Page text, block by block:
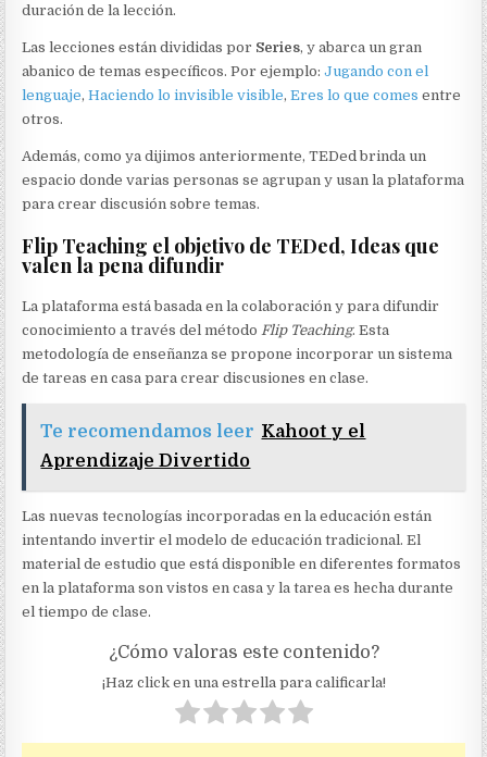
duración de la lección.
Las lecciones están divididas por Series, y abarca un gran
abanico de temas específicos. Por ejemplo:Jugando con el
lenguaje,Haciendo lo invisible visible,Eres lo que comes entre
otros.
Además, como ya dijimos anteriormente, TEDed brinda un
espacio donde varias personas se agrupan y usan la plataforma
para crear discusión sobre temas.
Flip Teaching el objetivo de TEDed, Ideas que
valen la pena difundir
La plataforma está basada en la colaboración y para difundir
conocimiento a través del método Flip Teaching. Esta
metodología de enseñanza se propone incorporar un sistema
de tareas en casa para crear discusiones en clase.
Te recomendamos leer Kahoot y el
Aprendizaje Divertido
Las nuevas tecnologías incorporadas en la educación están
intentando invertir el modelo de educación tradicional. El
material de estudio que está disponible en diferentes formatos
en la plataforma son vistos en casa y la tarea es hecha durante
el tiempo de clase.
¿Cómo valoras este contenido?
¡Haz click en una estrella para calificarla!